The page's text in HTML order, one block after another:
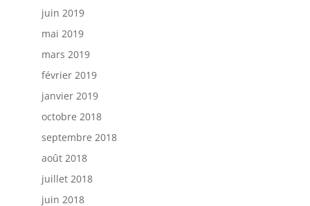
juin 2019
mai 2019
mars 2019
février 2019
janvier 2019
octobre 2018
septembre 2018
août 2018
juillet 2018
juin 2018